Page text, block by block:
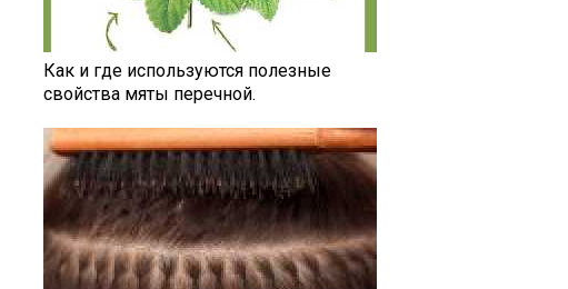
Как и где используются полезные
свойства мяты перечной.